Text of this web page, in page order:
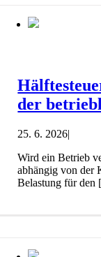
der
25. 6. 2026|
Wird ein Betrieb
abhängig von der
Belastung für den